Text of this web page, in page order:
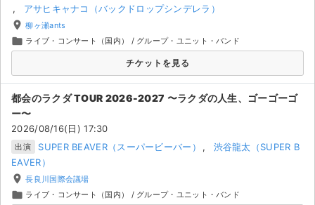
不正転売禁止法について
チケットジャムの取り組み
音楽情報
アサヒキャナコ（バックドロップシンデレラ）
place 柳ヶ瀬ants
folder ライブ・コンサート（国内） / グループ・ユニット・バンド
チケットを見る
都会のラクダ TOUR 2026-2027 〜ラクダの人生、ゴーゴーゴ
ー〜
2026/08/16(日) 17:30
出演 SUPER BEAVER（スーパービーバー）
渋谷龍太（SUPER B
EAVER）
place 長良川国際会議場
folder ライブ・コンサート（国内） / グループ・ユニット・バンド